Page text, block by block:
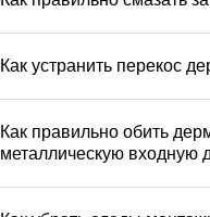
Как устранить перекос
Как правильно обить
металлическую входную